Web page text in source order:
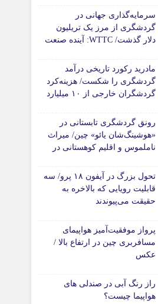
سرمایه‌گذاری جهانی در
گردشگری از مرز یک تریلیون
دلار گذشت/ WTTC: آینده صنعت
جهانی تضمین می‌شود
مادرید رکورد تاریخی درآمد
گردشگری را شکست/ هزینه‌کرد
گردشگران خارجی از ۱۰ میلیارد
رونق گردشگری تابستانی در
«هوشینگ‌شان یائو» چین/ میراث
ناملموس و اقلیم کوهستانی در
تحول بزرگ در آیفون ۱۸ پرو/ سه
قابلیت رویایی که بالاخره به
حقیقت می‌پیوندند
پرواز موفقیت‌آمیز هواپیمای
مسافربری چین در ارتفاع بالا /
عکس
راز رنگ آبی در صندلی های
هواپیما چیست؟